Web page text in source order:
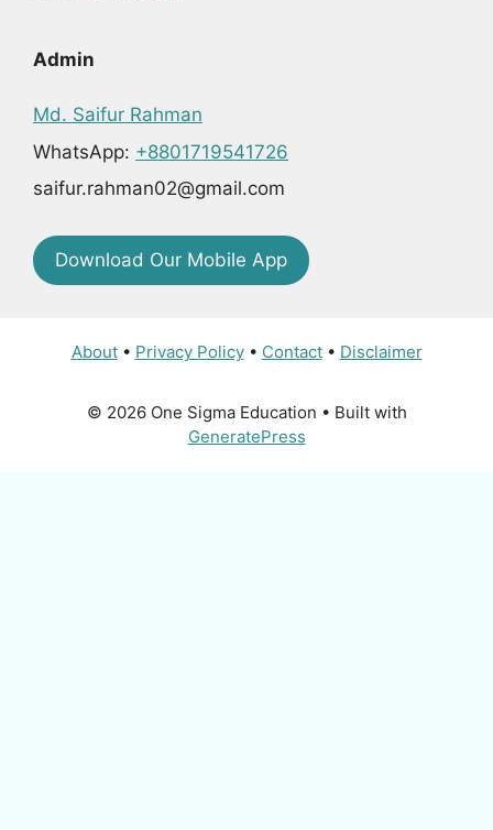
Admin
Md. Saifur Rahman
WhatsApp: +8801719541726
saifur.rahman02@gmail.com
Download Our Mobile App
About• Privacy Policy• Contact• Disclaimer
© 2026 One Sigma Education • Built with
GeneratePress